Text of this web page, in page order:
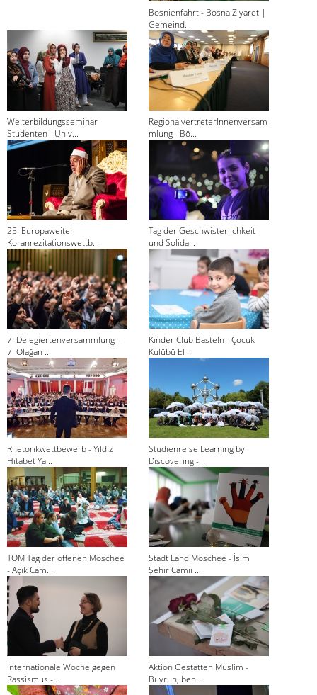
Bosnienfahrt - Bosna Ziyaret |
Gemeind...
Weiterbildungsseminar
Studenten - Univ...
RegionalvertreterInnenversam
mlung - Bö...
25. Europaweiter
Koranrezitationswettb...
Tag der Geschwisterlichkeit
und Solida...
7. Delegiertenversammlung -
7. Olağan ...
Kinder Club Basteln - Çocuk
Kulübü El ...
Rhetorikwettbewerb - Yıldız
Hitabet Ya...
Studienreise Learning by
Discovering -...
TOM Tag der offenen Moschee
- Açık Cam...
Stadt Land Moschee - İsim
Şehir Camii ...
Internationale Woche gegen
Rassismus -...
Aktion Gestatten Muslim -
Buyrun, ben ...